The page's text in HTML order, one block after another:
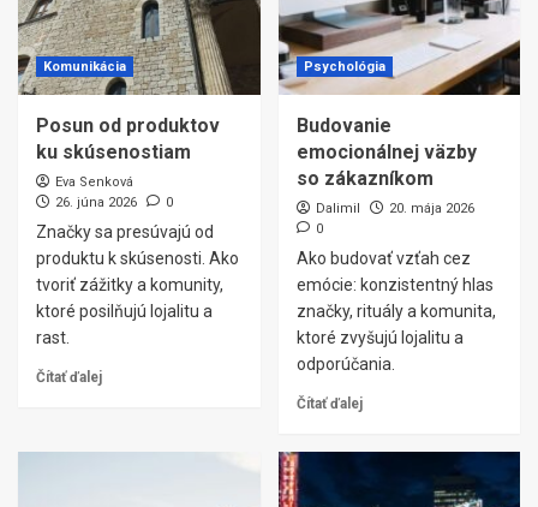
Komunikácia
Posun od produktov
ku skúsenostiam
Eva Senková
26. júna 2026
0
Značky sa presúvajú od
produktu k skúsenosti. Ako
tvoriť zážitky a komunity,
ktoré posilňujú lojalitu a
rast.
Čítať ďalej
Psychológia
Budovanie
emocionálnej väzby
so zákazníkom
Dalimil
20. mája 2026
0
Ako budovať vzťah cez
emócie: konzistentný hlas
značky, rituály a komunita,
ktoré zvyšujú lojalitu a
odporúčania.
Čítať ďalej